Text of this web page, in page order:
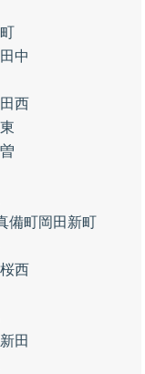
中
西
備町岡田新町
西
田